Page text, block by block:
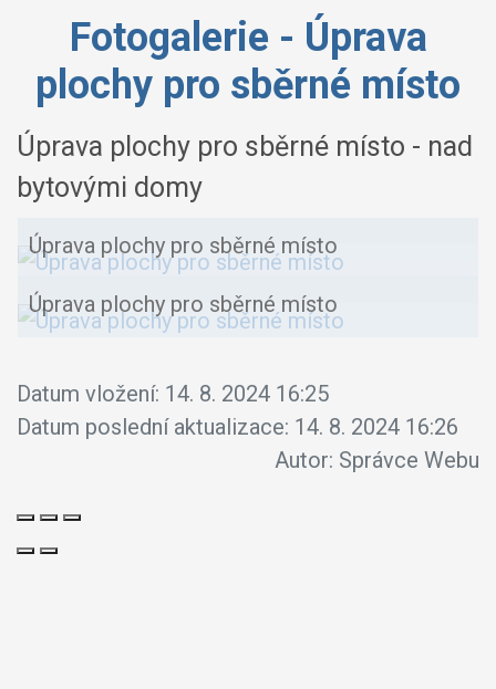
Fotogalerie - Úprava
plochy pro sběrné místo
Úprava plochy pro sběrné místo - nad
bytovými domy
Úprava plochy pro sběrné místo
Úprava plochy pro sběrné místo
Datum vložení: 14. 8. 2024 16:25
Datum poslední aktualizace: 14. 8. 2024 16:26
Autor: Správce Webu